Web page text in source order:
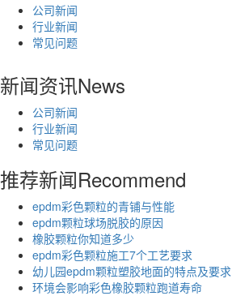
公司新闻
行业新闻
常见问题
新闻资讯News
公司新闻
行业新闻
常见问题
推荐新闻Recommend
epdm彩色颗粒的青铺与性能
epdm颗粒球场脱胶的原因
橡胶颗粒你知道多少
epdm彩色颗粒施工7个工艺要求
幼儿园epdm颗粒塑胶地面的特点及要求
环境会影响彩色橡胶颗粒跑道寿命